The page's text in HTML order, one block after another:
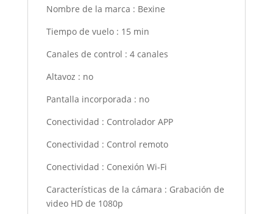
Nombre de la marca : Bexine
Tiempo de vuelo: 15 min
Canales de control : 4 canales
Altavoz : no
Pantalla incorporada : no
Conectividad : Controlador APP
Conectividad : Control remoto
Conectividad : Conexión Wi-Fi
Características de la cámara : Grabación de
video HD de 1080p